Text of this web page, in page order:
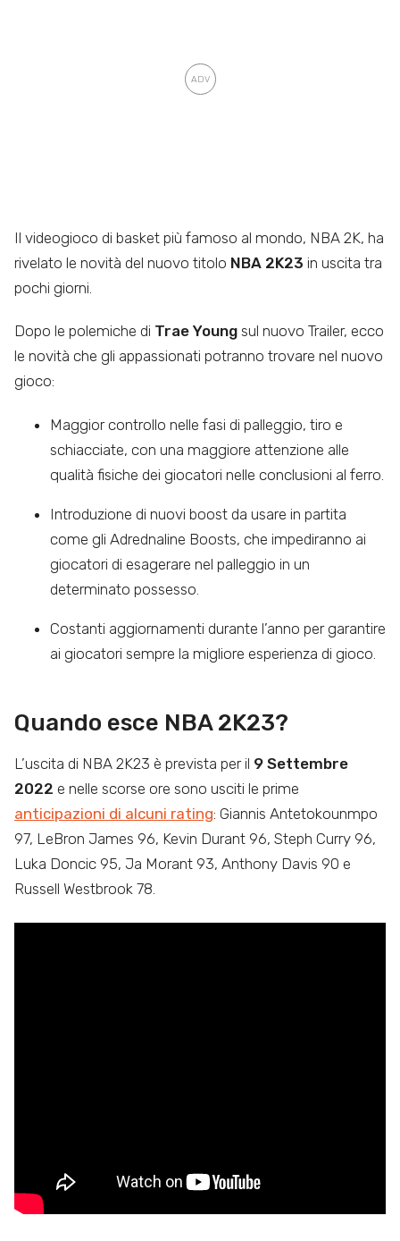
Il videogioco di basket più famoso al mondo, NBA 2K, ha
rivelato le novità del nuovo titolo NBA 2K23 in uscita tra
pochi giorni.
Dopo le polemiche di Trae Young sul nuovo Trailer, ecco
le novità che gli appassionati potranno trovare nel nuovo
gioco:
Maggior controllo nelle fasi di palleggio, tiro e
schiacciate, con una maggiore attenzione alle
qualità fisiche dei giocatori nelle conclusioni al ferro.
Introduzione di nuovi boost da usare in partita
come gli Adrednaline Boosts, che impediranno ai
giocatori di esagerare nel palleggio in un
determinato possesso.
Costanti aggiornamenti durante l’anno per garantire
ai giocatori sempre la migliore esperienza di gioco.
Quando esce NBA 2K23?
L’uscita di NBA 2K23 è prevista per il 9 Settembre
2022 e nelle scorse ore sono usciti le prime
anticipazioni di alcuni rating: Giannis Antetokounmpo
97, LeBron James 96, Kevin Durant 96, Steph Curry 96,
Luka Doncic 95, Ja Morant 93, Anthony Davis 90 e
Russell Westbrook 78.